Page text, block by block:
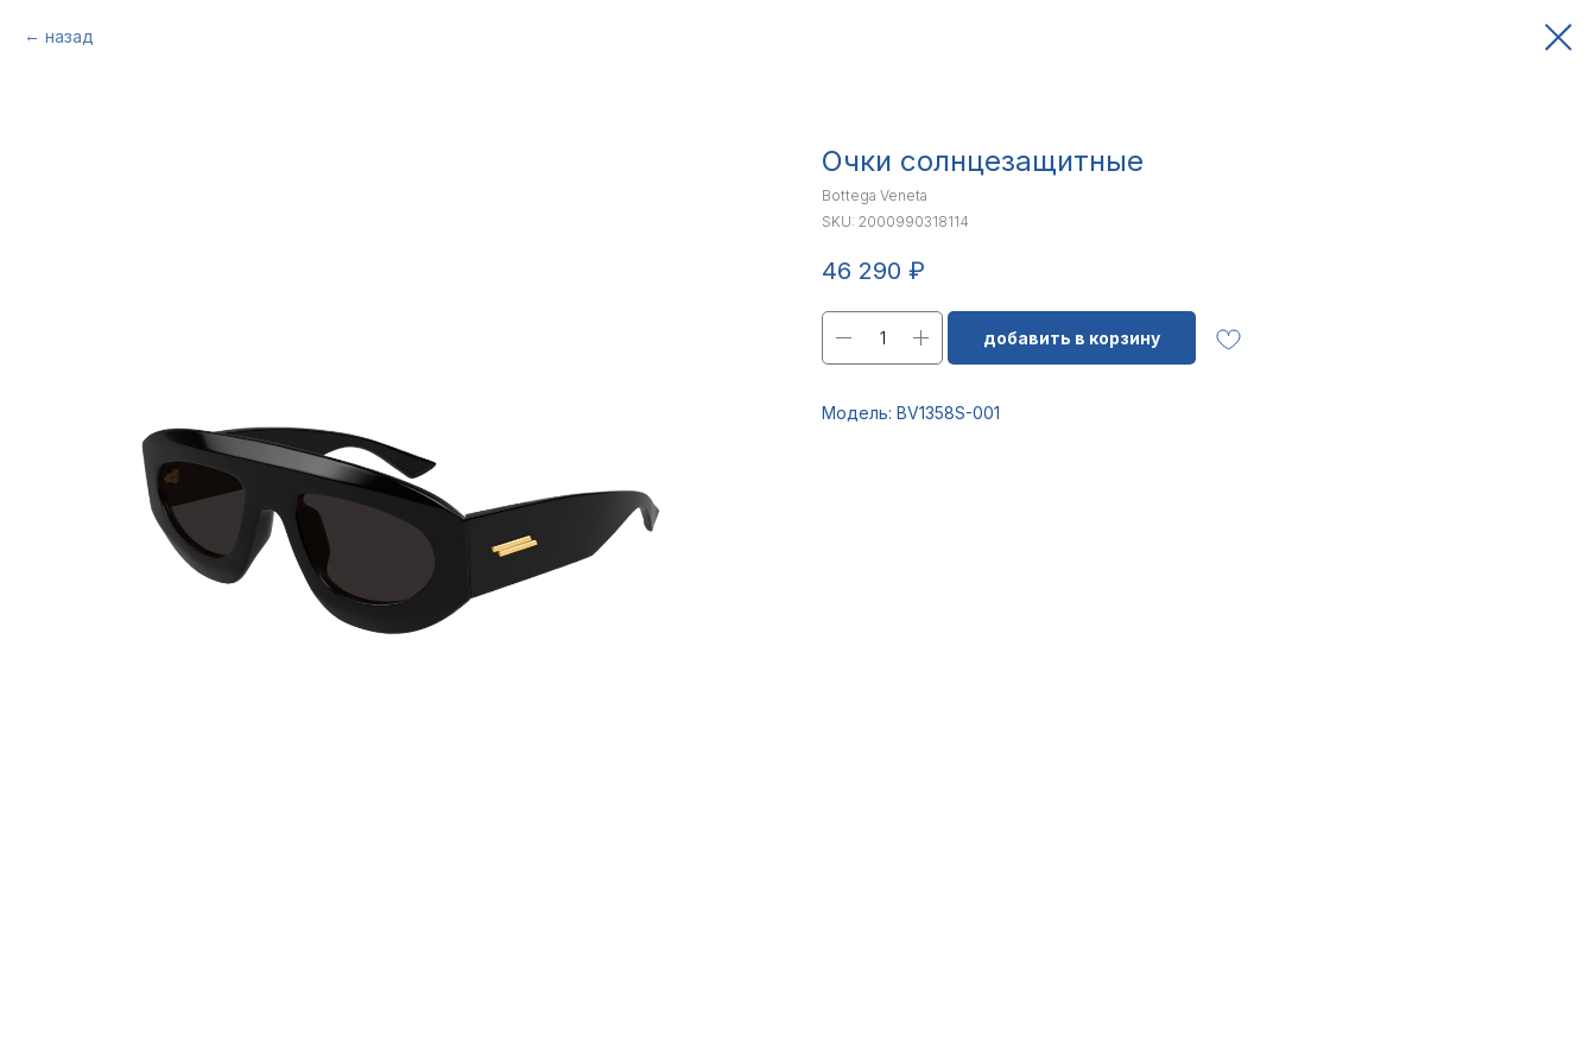
назад
Очки солнцезащитные
Bottega Veneta
SKU: 2000990318114
46 290 ₽
добавить в корзину
Модель: BV1358S-001